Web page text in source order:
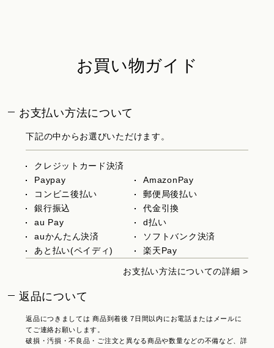
お買い物ガイド
お支払い方法について
下記の中からお選びいただけます。
クレジットカード決済
Paypay
AmazonPay
コンビニ後払い
郵便局後払い
銀行振込
代金引換
au Pay
d払い
auかんたん決済
ソフトバンク決済
あと払い(ペイディ)
楽天Pay
お支払い方法についての詳細 >
返品について
返品につきましては 商品到着後 7日間以内にお電話またはメールに
てご連絡お願いします。
破損・汚損・不良品・ご注文と異なる商品や数量などの不備など、詳